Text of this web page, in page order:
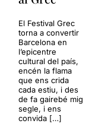
El Festival Grec
torna a convertir
Barcelona en
l’epicentre
cultural del país,
encén la flama
que ens crida
cada estiu, i des
de fa gairebé mig
segle, i ens
convida […]